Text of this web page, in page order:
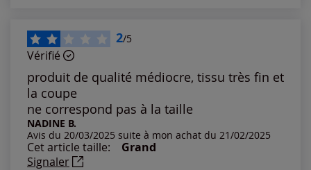
2/5
Vérifié
produit de qualité médiocre, tissu très fin et
la coupe
ne correspond pas à la taille
NADINE B.
Avis du 20/03/2025 suite à mon achat du 21/02/2025
Cet article taille:
Grand
Signaler